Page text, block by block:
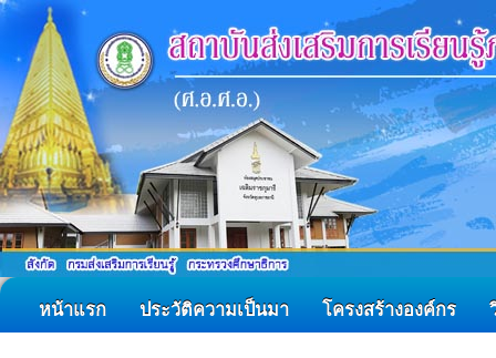
หน้าแรก ประวัติความเป็นมา โครงสร้างองค์กร